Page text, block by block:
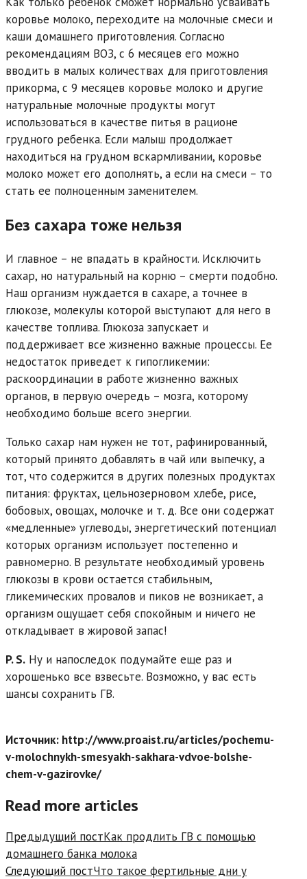
коровье молоко, переходите на молочные смеси и
каши домашнего приготовления. Согласно
рекомендациям ВОЗ, с 6 месяцев его можно
вводить в малых количествах для приготовления
прикорма, с 9 месяцев коровье молоко и другие
натуральные молочные продукты могут
использоваться в качестве питья в рационе
грудного ребенка. Если малыш продолжает
находиться на грудном вскармливании, коровье
молоко может его дополнять, а если на смеси – то
стать ее полноценным заменителем.
Без сахара тоже нельзя
И главное – не впадать в крайности. Исключить
сахар, но натуральный на корню – смерти подобно.
Наш организм нуждается в сахаре, а точнее в
глюкозе, молекулы которой выступают для него в
качестве топлива. Глюкоза запускает и
поддерживает все жизненно важные процессы. Ее
недостаток приведет к гипогликемии:
раскоординации в работе жизненно важных
органов, в первую очередь – мозга, которому
необходимо больше всего энергии.
Только сахар нам нужен не тот, рафинированный,
который принято добавлять в чай или выпечку, а
тот, что содержится в других полезных продуктах
питания: фруктах, цельнозерновом хлебе, рисе,
бобовых, овощах, молочке и т. д. Все они содержат
«медленные» углеводы, энергетический потенциал
которых организм использует постепенно и
равномерно. В результате необходимый уровень
глюкозы в крови остается стабильным,
гликемических провалов и пиков не возникает, а
организм ощущает себя спокойным и ничего не
откладывает в жировой запас!
P. S. Ну и напоследок подумайте еще раз и
хорошенько все взвесьте. Возможно, у вас есть
шансы сохранить ГВ.
Источник: http://www.proaist.ru/articles/pochemu-
v-molochnykh-smesyakh-sakhara-vdvoe-bolshe-
chem-v-gazirovke/
Read more articles
Предыдущий постКак продлить ГВ с помощью
домашнего банка молока
Следующий постЧто такое фертильные дни у